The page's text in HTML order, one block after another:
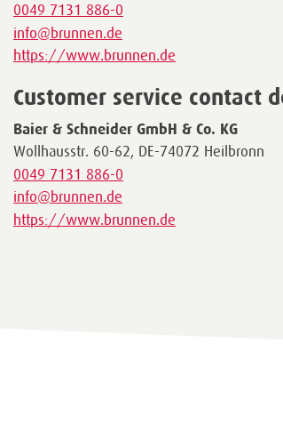
0049 7131 886-0
info@brunnen.de
https://www.brunnen.de
Customer service contact
Baier & Schneider GmbH & Co. KG
Wollhausstr. 60-62, DE-74072 Heilbronn
0049 7131 886-0
info@brunnen.de
https://www.brunnen.de